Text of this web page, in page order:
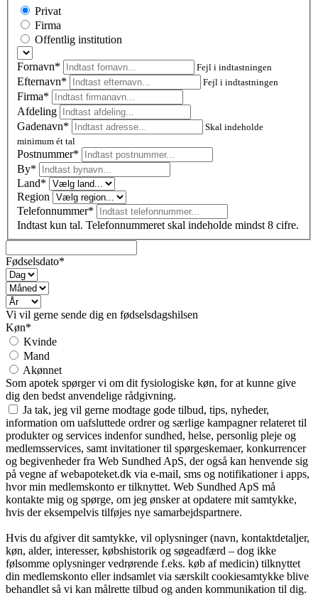
Privat
Firma
Offentlig institution
Fornavn* Fejl i indtastningen
Efternavn* Fejl i indtastningen
Firma*
Afdeling
Gadenavn*
Skal indeholde
minimum ét tal
Postnummer*
By*
Land*
Region
Telefonnummer*
Indtast kun tal. Telefonnummeret skal indeholde mindst 8 cifre.
Fødselsdato*
Vi vil gerne sende dig en fødselsdagshilsen
Køn*
Kvinde
Mand
Akønnet
Som apotek spørger vi om dit fysiologiske køn, for at kunne give
dig den bedst anvendelige rådgivning.
Ja tak, jeg vil gerne modtage gode tilbud, tips, nyheder,
information om uafsluttede ordrer og særlige kampagner relateret til
produkter og services indenfor sundhed, helse, personlig pleje og
medlemsservices, samt invitationer til spørgeskemaer, konkurrencer
og begivenheder fra Web Sundhed ApS, der også kan henvende sig
på vegne af webapoteket.dk via e-mail, sms og notifikationer i apps,
hvor min medlemskonto er tilknyttet. Web Sundhed ApS må
kontakte mig og spørge, om jeg ønsker at opdatere mit samtykke,
hvis der eksempelvis tilføjes nye samarbejdspartnere.
Hvis du afgiver dit samtykke, vil oplysninger (navn, kontaktdetaljer,
køn, alder, interesser, købshistorik og søgeadfærd – dog ikke
følsomme oplysninger vedrørende f.eks. køb af medicin) tilknyttet
din medlemskonto eller indsamlet via særskilt cookiesamtykke blive
behandlet så vi kan målrette tilbud og anden kommunikation til dig.